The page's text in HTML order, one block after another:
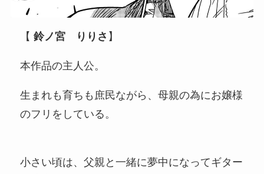
【 鈴ノ宮 りりさ 】
本作品の主人公。
生まれも育ちも庶民ながら、母親の為にお嬢様
のフリをしている。
小さい頃は、父親と一緒に夢中になってギター